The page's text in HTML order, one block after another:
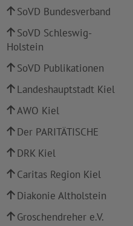
SoVD Bundesverband
SoVD Schleswig-
Holstein
SoVD Publikationen
Landeshauptstadt Kiel
AWO Kiel
Der PARITÄTISCHE
DRK Kiel
Caritas Region Kiel
Diakonie Altholstein
Groschendreher e.V.